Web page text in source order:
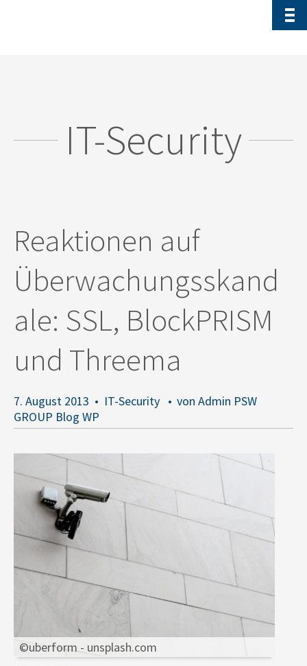
IT-Security
Reaktionen auf
Überwachungsskand
ale: SSL, BlockPRISM
und Threema
7. August 2013 IT-Security
von Admin PSW
GROUP Blog WP
©uberform - unsplash.com